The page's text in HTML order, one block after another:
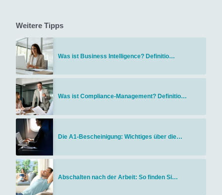
Weitere Tipps
Was ist Business Intelligence? Definitio…
Was ist Compliance-Management? Definitio…
Die A1-Bescheinigung: Wichtiges über die…
Abschalten nach der Arbeit: So finden Si…